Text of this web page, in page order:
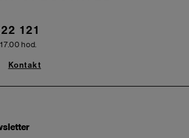
121
hod.
Kontakt